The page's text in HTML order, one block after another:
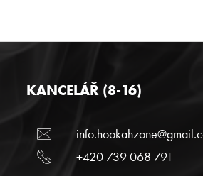
KANCELÁŘ (8-16)
+420 739 068 791